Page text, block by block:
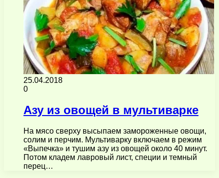
25.04.2018
0
Азу из овощей в мультиварке
На мясо сверху высыпаем замороженные овощи,
солим и перчим. Мультиварку включаем в режим
«Выпечка» и тушим азу из овощей около 40 минут.
Потом кладем лавровый лист, специи и темный
перец…